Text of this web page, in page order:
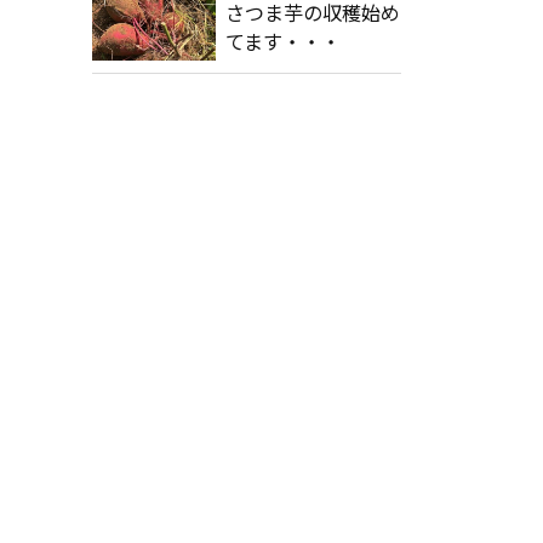
さつま芋の収穫始め
てます・・・